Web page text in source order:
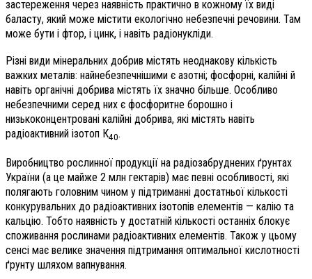
застереження через наявність практично в кожному їх виді
баласту, який може містити екологічно небезпечні речовини. Там
може бути і фтор, і цинк, і навіть радіонукліди.
Різні види мінеральних добрив містять неоднакову кількість
важких металів: найнебезпечнішими є азотні; фосфорні, калійні й
навіть органічні добрива містять їх значно більше. Особливо
небезпечними серед них є фосфоритне борошно і
низькоконцентровані калійні добрива, які містять навіть
радіоактивний ізотоп К40.
Виробництво рослинної продукції на радіозабруднених ґрунтах
України (а це майже 2 млн гектарів) має певні особливості, які
полягають головним чином у підтриманні достатньої кількості
конкурувальних до радіоактивних ізотопів елементів — калію та
кальцію. Тобто наявність у достатній кількості останніх блокує
споживання рослинами радіоактивних елементів. Також у цьому
сенсі має велике значення підтримання оптимальної кислотності
ґрунту шляхом вапнування.